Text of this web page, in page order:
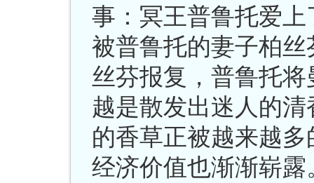
事：冥王普鲁托爱
被普鲁托的妻子柏
丝芬报复，普鲁托
越是散发出迷人的
的香草正被越来越
经济价值也渐渐崭